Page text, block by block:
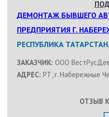
ДЕМОНТАЖ БЫВШЕГО
ПРЕДПРИЯТИЯ Г.
РЕСПУБЛИКА
ЗАКАЗЧИК: ООО
АДРЕС: РТ, г. Набережные
ОТЗЫВ